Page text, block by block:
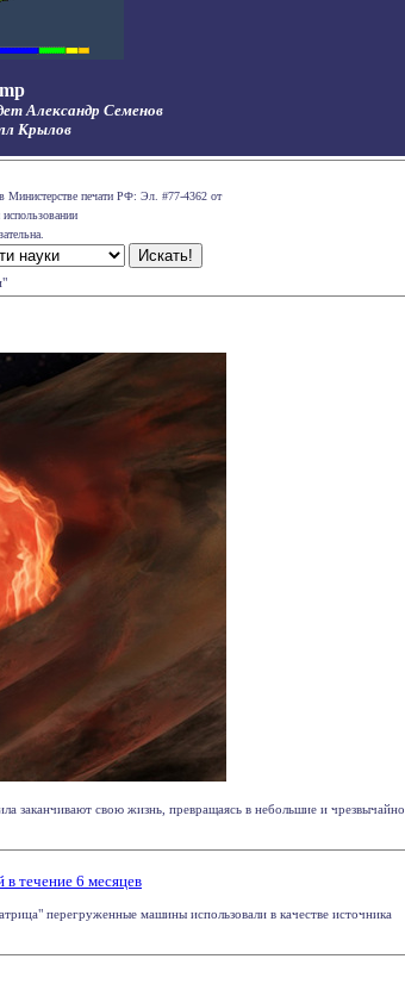
Александр Семенов
Крылов
в Министерстве печати РФ: Эл. #77-4362 от
заканчивают свою жизнь, превращаясь в небольшие и чрезвычайно
течение 6 месяцев
перегруженные машины использовали в качестве источника